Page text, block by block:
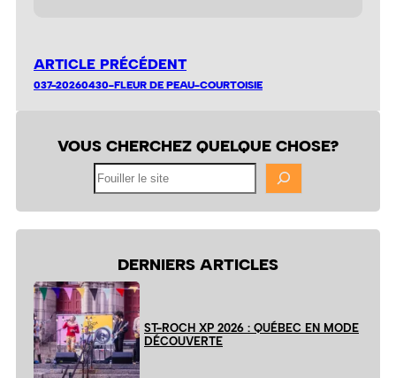
ARTICLE PRÉCÉDENT
037-20260430-FLEUR DE PEAU-COURTOISIE
VOUS CHERCHEZ QUELQUE CHOSE?
DERNIERS ARTICLES
ST-ROCH XP 2026 : QUÉBEC EN MODE
DÉCOUVERTE